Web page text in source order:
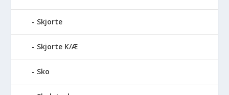
Skjorte
Skjorte K/Æ
Sko